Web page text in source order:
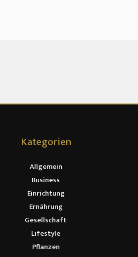
Kategorien
Allgemein
Business
Einrichtung
Ernährung
Gesellschaft
Lifestyle
Pflanzen